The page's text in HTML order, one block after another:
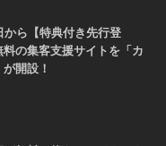
から【特典付き先行登
料の集客支援サイトを「カ
が開設！